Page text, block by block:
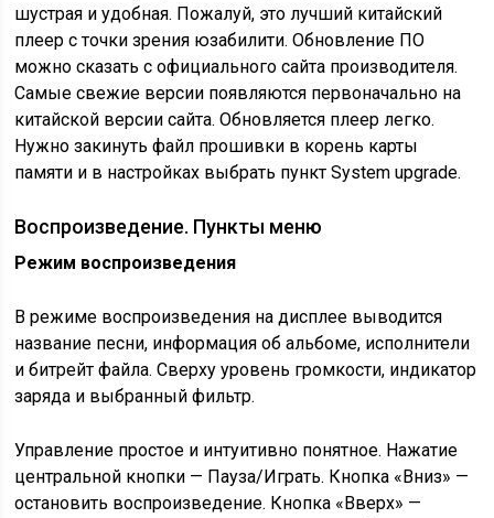
шустрая и удобная. Пожалуй, это лучший китайский
плеер с точки зрения юзабилити. Обновление ПО
можно сказать с официального сайта производителя.
Самые свежие версии появляются первоначально на
китайской версии сайта. Обновляется плеер легко.
Нужно закинуть файл прошивки в корень карты
памяти и в настройках выбрать пункт System upgrade.
Воспроизведение. Пункты меню
Режим воспроизведения
В режиме воспроизведения на дисплее выводится
название песни, информация об альбоме, исполнители
и битрейт файла. Сверху уровень громкости, индикатор
заряда и выбранный фильтр.
Управление простое и интуитивно понятное. Нажатие
центральной кнопки — Пауза/Играть. Кнопка «Вниз» —
остановить воспроизведение. Кнопка «Вверх» —